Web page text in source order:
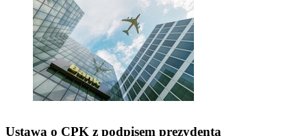
Ustawa o CPK z podpisem prezydenta